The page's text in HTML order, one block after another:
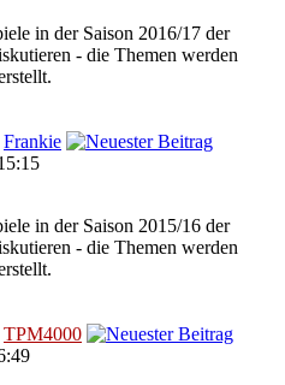
in der Saison 2016/17 der
- die Themen werden
Frankie
in der Saison 2015/16 der
- die Themen werden
TPM4000